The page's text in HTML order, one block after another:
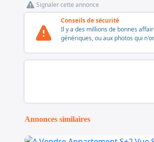
Signaler cette annonce
Conseils de sécurité
Il y a des millions de bonnes
génériques, ou aux photos qui
Annonces similaires